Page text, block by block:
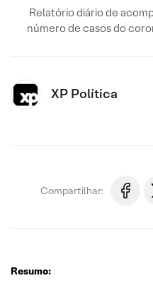
Relatório diário de
número de casos do
XP Política
Compartilhar:
Resumo: